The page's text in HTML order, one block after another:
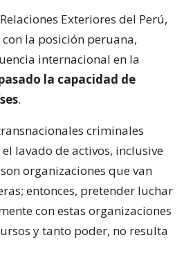
Exteriores del Perú,
con la posición peruana,
internacional en la
la capacidad de
.
criminales
lavado de activos, inclusive
organizaciones que van
entonces, pretender luchar
con estas organizaciones
y tanto poder, no resulta